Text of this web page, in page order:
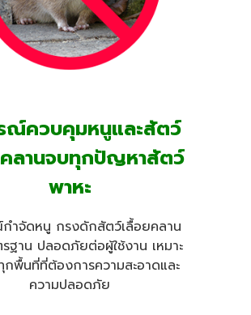
ณ์ควบคุมหนูและสัตว์
ลานจบทุกปัญหาสัตว์
พาหะ
ำจัดหนู กรงดักสัตว์เลื้อยคลาน
ฐาน ปลอดภัยต่อผู้ใช้งาน เหมาะ
กพื้นที่ที่ต้องการความสะอาดและ
ความปลอดภัย